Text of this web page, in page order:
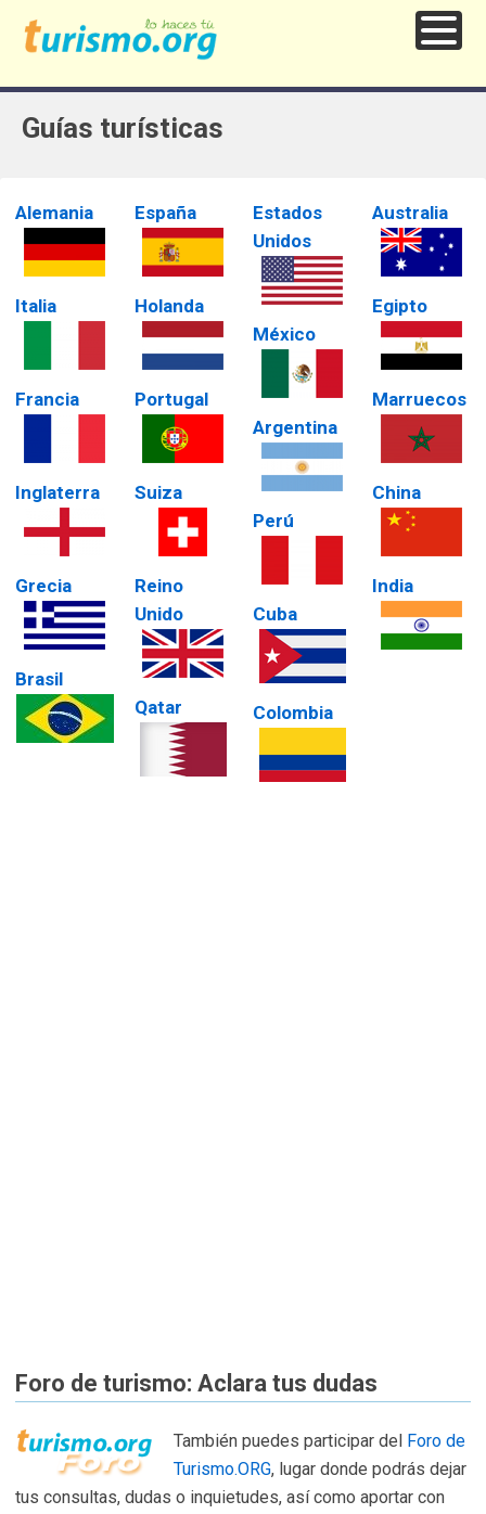
Guías turísticas
Alemania
Italia
Francia
Inglaterra
Grecia
Brasil
España
Holanda
Portugal
Suiza
Reino
Unido
Qatar
Estados
Unidos
México
Argentina
Perú
Cuba
Colombia
Australia
Egipto
Marruecos
China
India
Foro de turismo: Aclara tus dudas
También puedes participar del Foro de
Turismo.ORG, lugar donde podrás dejar
tus consultas, dudas o inquietudes, así como aportar con